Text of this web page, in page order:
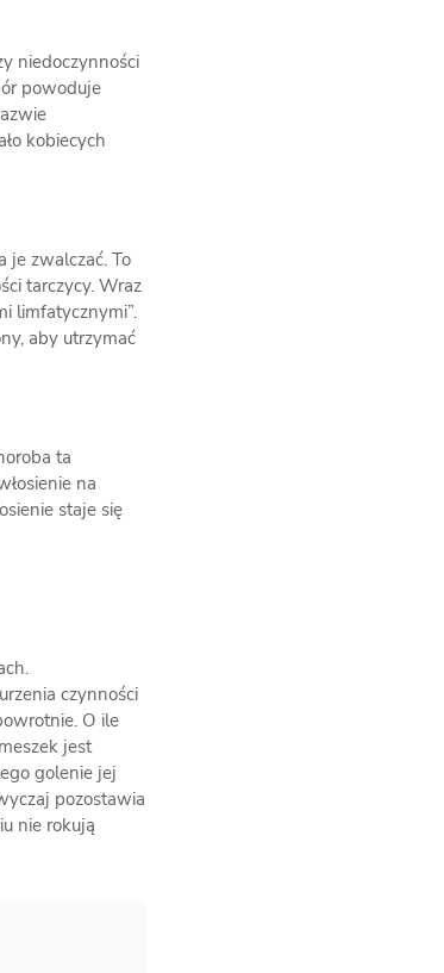
niedoczynności
powoduje
kobiecych
je zwalczać. To
tarczycy. Wraz
limfatycznymi”.
aby utrzymać
ta
na
staje się
czynności
O ile
jest
golenie jej
pozostawia
nie rokują